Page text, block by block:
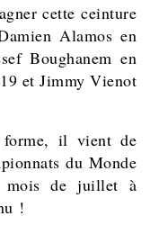
cette ceinture
Alamos en
Boughanem en
et Jimmy Vienot
il vient de
du Monde
mois de juillet à
!